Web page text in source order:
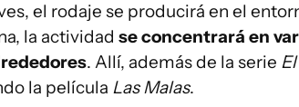
el rodaje se producirá en el
la actividad se concentrará en
. Allí, además de la serie
la película Las Malas.